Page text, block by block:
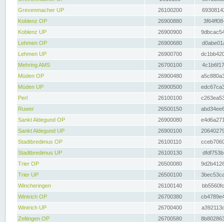
Grevenmacher UP
26100200
Koblenz OP
26900880
Koblenz UP
26900900
Lehmen OP
26900680
Lehmen UP
26900700
Mehring AMS
26700100
Müden OP
26900480
Müden UP
26900500
Perl
26100100
Ruwer
26500150
Sankt Aldegund OP
26900080
Sankt Aldegund UP
26900100
Stadtbredimus OP
26100110
Stadtbredimus UP
26100130
Trier OP
26500080
Trier UP
26500100
Wincheringen
26100140
Wintrich OP
26700380
Wintrich UP
26700400
Zeltingen OP
26700580